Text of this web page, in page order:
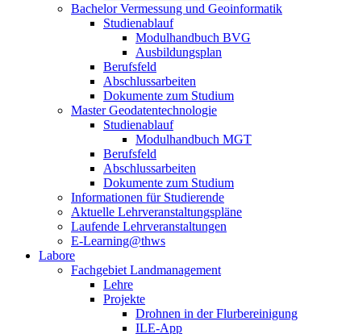
Bachelor Vermessung und Geoinformatik
Studienablauf
Modulhandbuch BVG
Ausbildungsplan
Berufsfeld
Abschlussarbeiten
Dokumente zum Studium
Master Geodatentechnologie
Studienablauf
Modulhandbuch MGT
Berufsfeld
Abschlussarbeiten
Dokumente zum Studium
Informationen für Studierende
Aktuelle Lehrveranstaltungspläne
Laufende Lehrveranstaltungen
E-Learning@thws
Labore
Fachgebiet Landmanagement
Lehre
Projekte
Drohnen in der Flurbereinigung
ILE-App